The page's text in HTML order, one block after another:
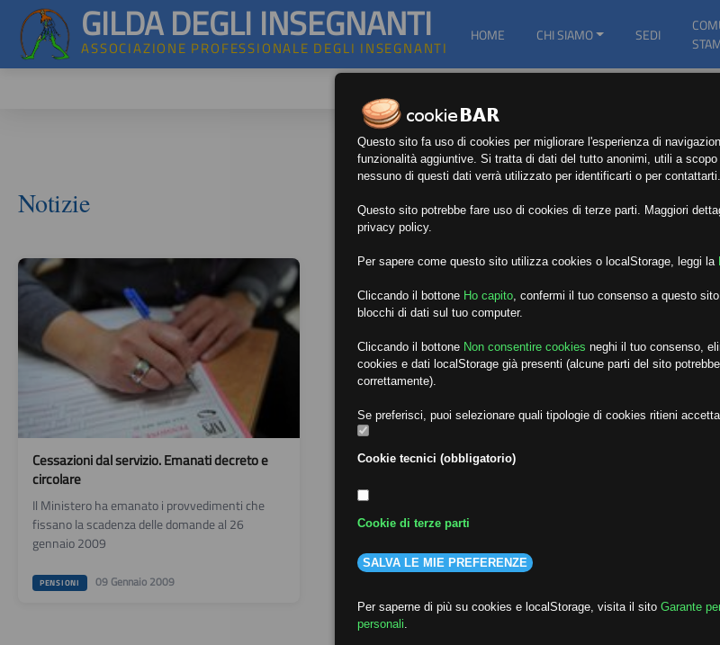
GILDA DEGLI INSEGNANTI
ASSOCIAZIONE PROFESSIONALE DEGLI INSEGNANTI
HOME CHI SIAMO SEDI
Notizie
Cessazioni dal servizio. Emanati decreto e
circolare
Il Ministero ha emanato i provvedimenti che
fissano la scadenza delle domande al 26
gennaio 2009
PENSIONI 09 Gennaio 2009
Questo sito fa uso di cookies per migliorare l'esperienza di
funzionalità aggiuntive. Si tratta di dati del tutto anonimi, utili a
nessuno di questi dati verrà utilizzato per identificarti o per contattarti.
Questo sito potrebbe fare uso di cookies di terze parti. Maggiori
privacy policy.
Per sapere come questo sito utilizza cookies o localStorage, leggi la
Cliccando il bottone Ho capito, confermi il tuo consenso a questo
blocchi di dati sul tuo computer.
Cliccando il bottone Non consentire cookies neghi il tuo consenso,
cookies e dati localStorage già presenti (alcune parti del sito
correttamente).
Se preferisci, puoi selezionare quali tipologie di cookies ritieni
Cookie tecnici (obbligatorio)
Cookie di terze parti
SALVA LE MIE PREFERENZE
Per saperne di più su cookies e localStorage, visita il sito Garante
personali.